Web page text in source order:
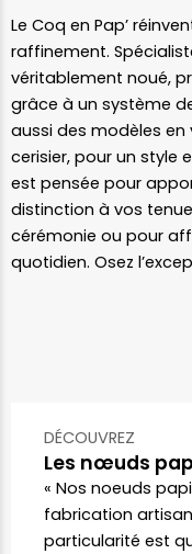
Le Coq en Pap’
raffinement.
véritablement noué,
grâce à un système
aussi des modèles en
cerisier, pour un style
est pensée pour
distinction à vos
cérémonie ou pour
quotidien. Osez
DÉCOUVREZ
Les nœuds
« Nos noeuds
fabrication
particularité est